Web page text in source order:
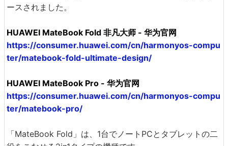
ースされました。
HUAWEI MateBook Fold 非凡大师 - 华为官网
https://consumer.huawei.com/cn/harmonyos-compu
ter/matebook-fold-ultimate-design/
HUAWEI MateBook Pro - 华为官网
https://consumer.huawei.com/cn/harmonyos-compu
ter/matebook-pro/
「MateBook Fold」は、1台でノートPCとタブレットの二